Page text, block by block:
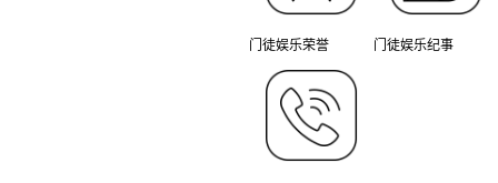
门徒娱乐荣誉 门徒娱乐纪事